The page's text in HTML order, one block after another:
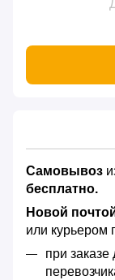
Самовывоз
бесплатно.
Новой
или курьером
при